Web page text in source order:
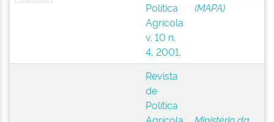
Política
Agrícola
v. 10 n.
4, 2001.
(MAPA)
Revista
de
Política